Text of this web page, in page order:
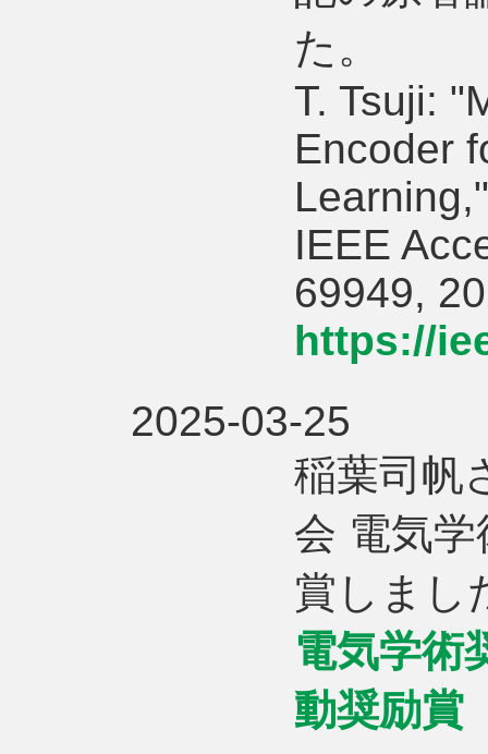
た。
T. Tsuji:
Encoder
Learning,"
IEEE
69949,
https://
2025-03-25
稲葉司帆
会 電気
賞しまし
電気学術
動奨励賞